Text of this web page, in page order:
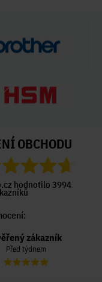
OBCHODU
hodnotilo 3994
zákazník
Před týdnem